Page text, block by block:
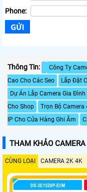
Phone:
Thông Tin: Công Ty
Cao Cho Các Seo
Lắp Đặt
Dự Án Lắp Camera Gia Đình
Cho Shop
Trọn Bộ Camera
IP Cho Cửa Hàng Ghi Âm
THAM KHẢO
CÙNG LOẠI CAMERA 2K 4K